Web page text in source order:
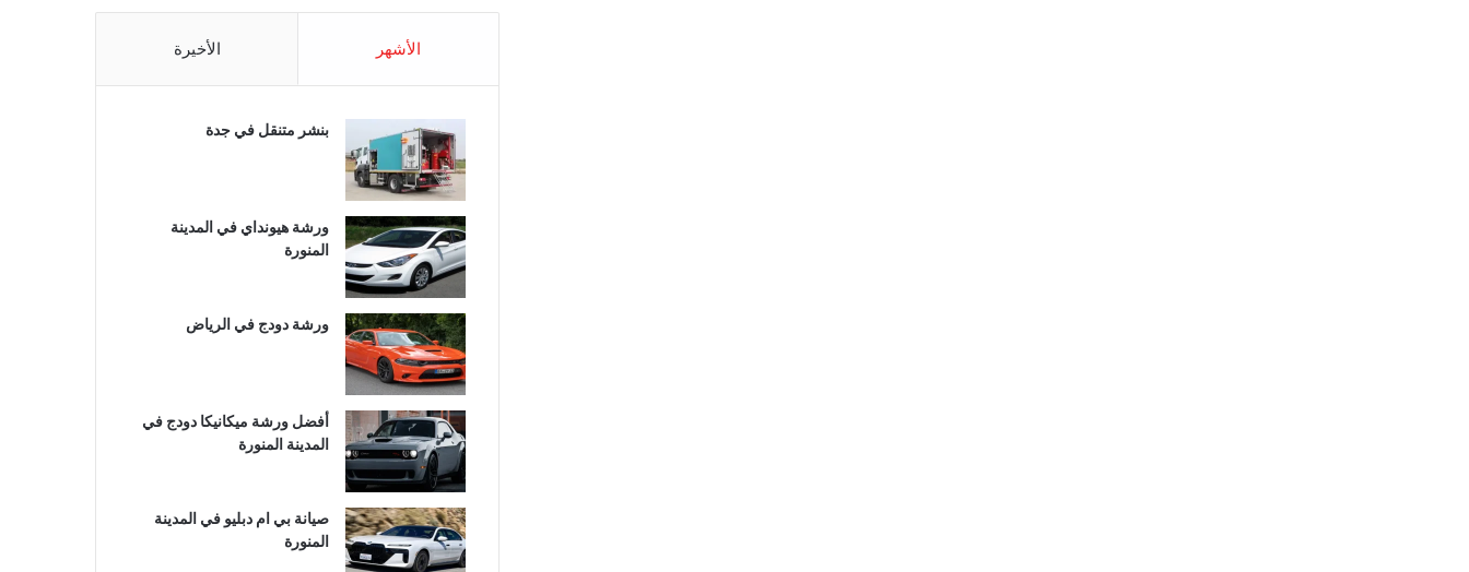
الأشهر الأخيرة
بنشر متنقل في جدة
ورشة هيونداي في المدينة
المنورة
ورشة دودج في الرياض
أفضل ورشة ميكانيكا دودج في
المدينة المنورة
صيانة بي ام دبليو في المدينة
المنورة